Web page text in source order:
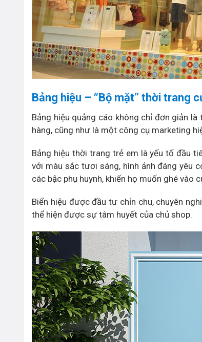
Bảng hiệu – “Bộ mặt” thời trang
Bảng hiệu quảng cáo không chỉ đơn giản
hàng, cũng như là một công cụ marketing
Bảng hiệu thời trang trẻ em là yếu tố đầu
với màu sắc tươi sáng, hình ảnh đáng yêu
các bậc phụ huynh, khiến họ muốn ghé vào
Biển hiệu được đầu tư chỉn chu, chuyên
thể hiện được sự tâm huyết của chủ shop.